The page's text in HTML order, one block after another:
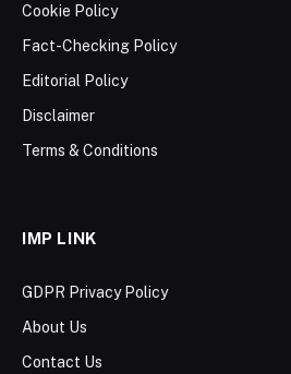
Cookie Policy
Fact-Checking Policy
Editorial Policy
Disclaimer
Terms & Conditions
IMP LINK
GDPR Privacy Policy
About Us
Contact Us